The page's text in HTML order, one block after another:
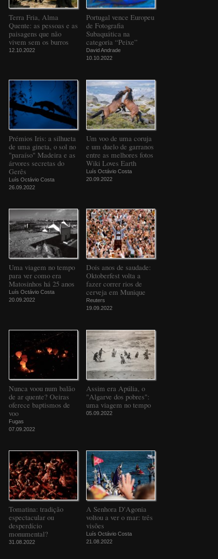
Terra Fria, Alma
Quente: as pessoas e as
paisagens que não
vivem sem os burros
12.10.2022
Portugal vence Europeu
de Fotografia
Subaquática na
categoria “Peixe”
David Andrade
10.10.2022
Prémios Iris: a silhueta
de uma gineta, o sol no
"paraíso" Madeira e as
árvores secretas do
Gerês
Luís Octávio Costa
26.09.2022
Um voo de uma coruja
e um duelo de garranos
entre as melhores fotos
Wiki Loves Earth
Luís Octávio Costa
20.09.2022
Uma viagem no tempo
para ver como era
Matosinhos há 25 anos
Luís Octávio Costa
20.09.2022
Dois anos de saudade:
Oktoberfest volta a
fazer correr rios de
cerveja em Munique
Reuters
19.09.2022
Nunca voou num balão
de ar quente? Oeiras
oferece baptismos de
voo
Fugas
07.09.2022
Assim era Apúlia, o
"Algarve dos pobres":
uma viagem no tempo
05.09.2022
Tomatina: tradição
espectacular ou
desperdício
monumental?
31.08.2022
A Senhora D'Agonia
voltou a ver o mar: três
visões
Luís Octávio Costa
21.08.2022